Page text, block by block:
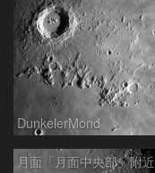
DunkelerMond
月面「月面中央部」附近